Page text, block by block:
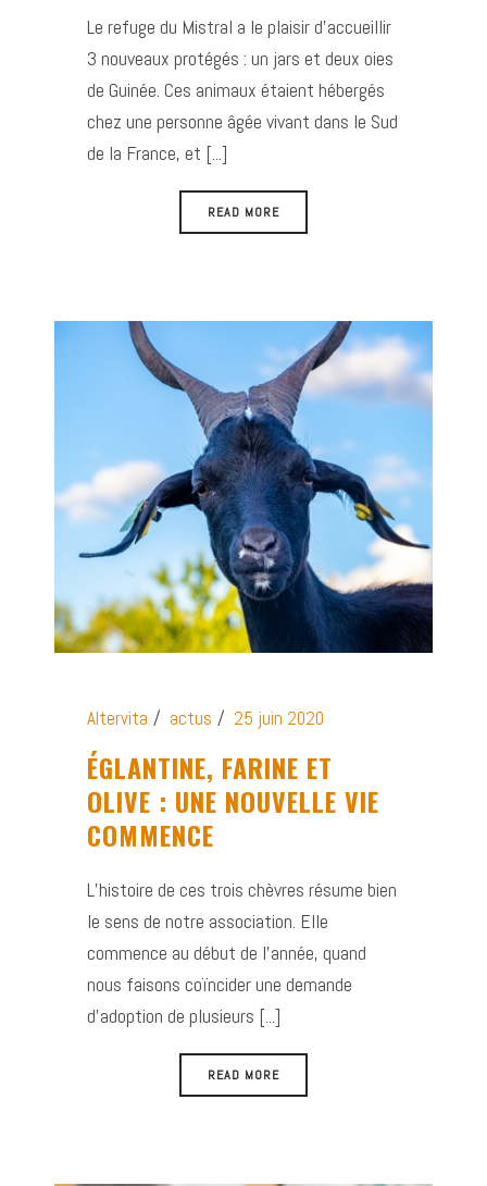
Le refuge du Mistral a le plaisir d’accueillir
3 nouveaux protégés : un jars et deux oies
de Guinée. Ces animaux étaient hébergés
chez une personne âgée vivant dans le Sud
de la France, et [...]
READ MORE
Altervita actus 25 juin 2020
ÉGLANTINE, FARINE ET
OLIVE : UNE NOUVELLE VIE
COMMENCE
L’histoire de ces trois chèvres résume bien
le sens de notre association. Elle
commence au début de l’année, quand
nous faisons coïncider une demande
d’adoption de plusieurs [...]
READ MORE